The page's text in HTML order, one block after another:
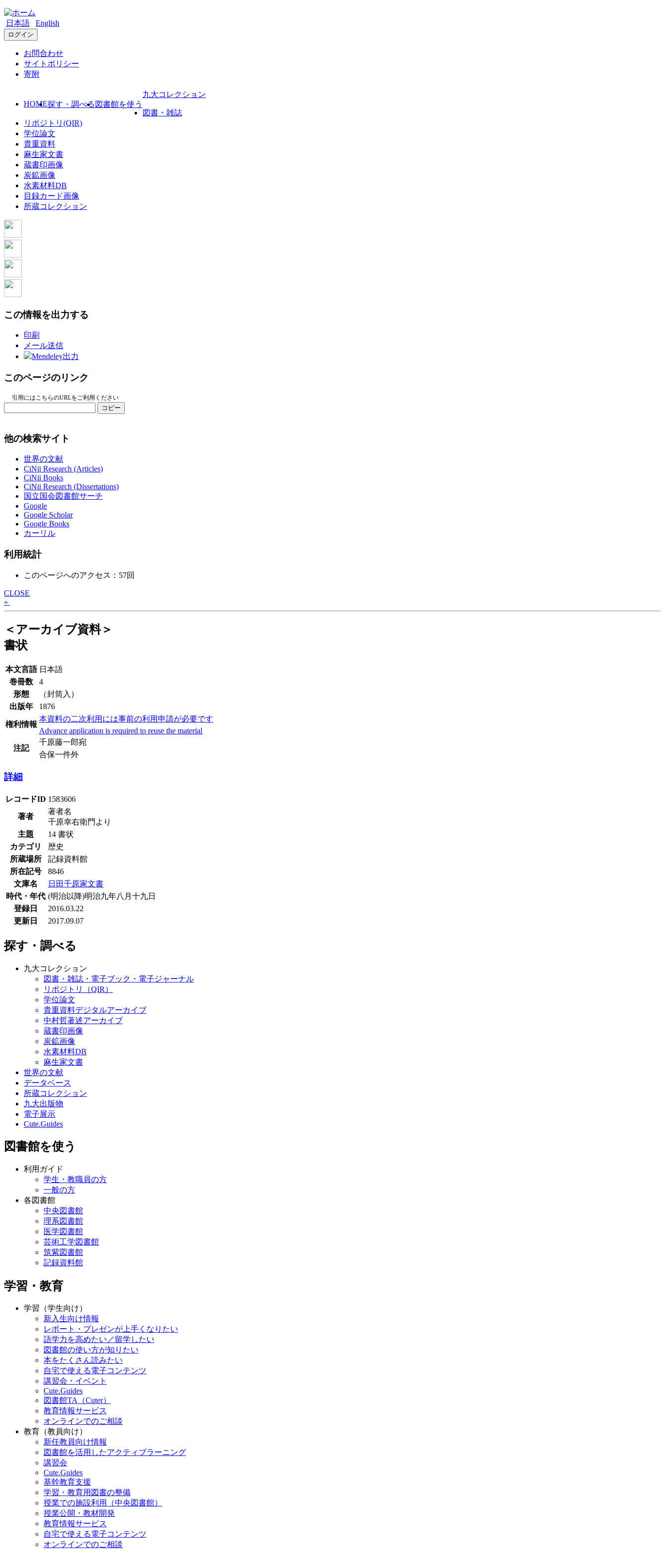
日本語 English
ログイン
お問合わせ
サイトポリシー
寄附
HOME探す・調べる 図書館を使う
九大コレクション
図書・雑誌
リポジトリ(QIR)
学位論文
貴重資料
麻生家文書
蔵書印画像
炭鉱画像
水素材料DB
目録カード画像
所蔵コレクション
この情報を出力する
印刷
メール送信
Mendeley出力
このページのリンク
引用にはこちらのURLをご利用ください
コピー
他の検索サイト
世界の文献
CiNii Research (Articles)
CiNii Books
CiNii Research (Dissertations)
国立国会図書館サーチ
Google
Google Scholar
Google Books
カーリル
利用統計
このページへのアクセス：57回
CLOSE
»
＜アーカイブ資料＞
書状
本文言語 日本語
巻冊数
4
形態
（封筒入）
出版年
1876
権利情報
本資料の二次利用には事前の利用申請が必要です
Advance application is required to reuse the material
注記
千原藤一郎宛
合保一件外
詳細
レコードID 1583606
著者
著者名
千原幸右衛門より
主題
14 書状
カテゴリ
歴史
所蔵場所
記録資料館
所在記号
8846
文庫名
日田千原家文書
時代・年代 (明治以降)明治九年八月十九日
登録日
2016.03.22
更新日
2017.09.07
探す・調べる
九大コレクション
図書・雑誌・電子ブック・電子ジャーナル
リポジトリ（QIR）
学位論文
貴重資料デジタルアーカイブ
中村哲著述アーカイブ
蔵書印画像
炭鉱画像
水素材料DB
麻生家文書
世界の文献
データベース
所蔵コレクション
九大出版物
電子展示
Cute.Guides
図書館を使う
利用ガイド
学生・教職員の方
一般の方
各図書館
中央図書館
理系図書館
医学図書館
芸術工学図書館
筑紫図書館
記録資料館
学習・教育
学習（学生向け）
新入生向け情報
レポート・プレゼンが上手くなりたい
語学力を高めたい／留学したい
図書館の使い方が知りたい
本をたくさん読みたい
自宅で使える電子コンテンツ
講習会・イベント
Cute.Guides
図書館TA（Cuter）
教育情報サービス
オンラインでのご相談
教育（教員向け）
新任教員向け情報
図書館を活用したアクティブラーニング
講習会
Cute.Guides
基幹教育支援
学習・教育用図書の整備
授業での施設利用（中央図書館）
授業公開・教材開発
教育情報サービス
自宅で使える電子コンテンツ
オンラインでのご相談